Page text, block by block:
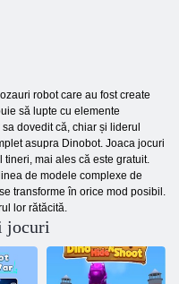
robot care au fost create
să lupte cu elemente
dovedit că, chiar și liderul
asupra Dinobot. Joaca jocuri
mai ales că este gratuit.
de modele complexe de
transforme în orice mod posibil.
lor rătăcită.
jocuri